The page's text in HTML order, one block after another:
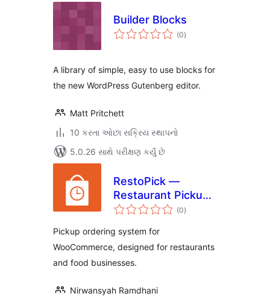
Builder Blocks
(0કુલ
રેટિંગ્સ
)
A library of simple, easy to use blocks for
the new WordPress Gutenberg editor.
Matt Pritchett
10 કરતા ઓછા સક્રિય સ્થાપનો
5.0.26 સાથે પરીક્ષણ કર્યું છે
RestoPick —
Restaurant Pickup
for WooCommerce
(0કુલ
રેટિંગ્સ
)
Pickup ordering system for
WooCommerce, designed for restaurants
and food businesses.
Nirwansyah Ramdhani